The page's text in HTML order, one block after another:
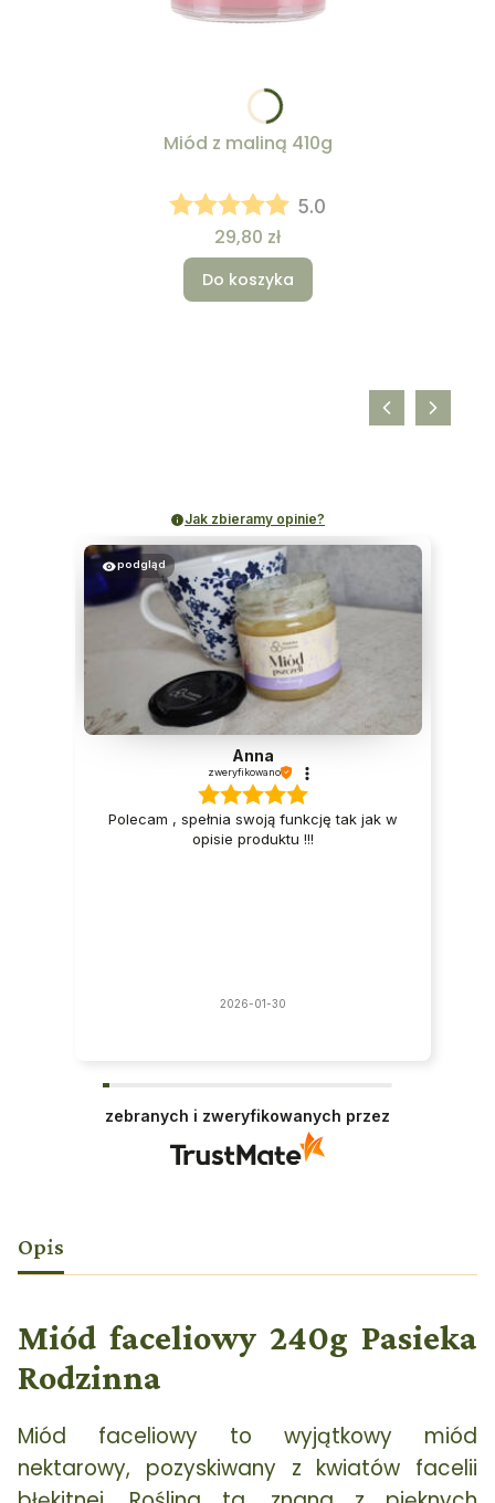
Miód z maliną 410g
5.0
Cena
29,80 zł
Do koszyka
Jak zbieramy opinie?
podgląd
Anna
zweryfikowano
Polecam , spełnia swoją funkcję tak jak w
opisie produktu !!!
2026-01-30
zebranych i zweryfikowanych przez
Opis
Miód faceliowy 240g Pasieka
Rodzinna
Miód faceliowy to wyjątkowy miód
nektarowy, pozyskiwany z kwiatów facelii